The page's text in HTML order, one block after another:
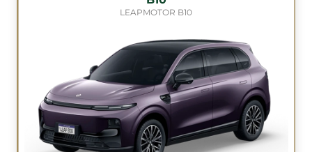
LEAPMOTOR B10